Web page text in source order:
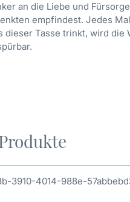
an die Liebe und
empfindest. Jedes
dieser Tasse trinkt, wird die